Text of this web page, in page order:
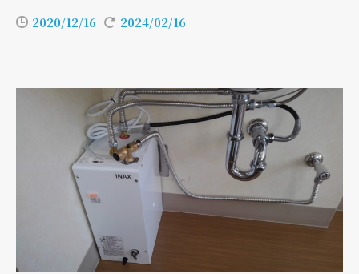
2020/12/16 2024/02/16